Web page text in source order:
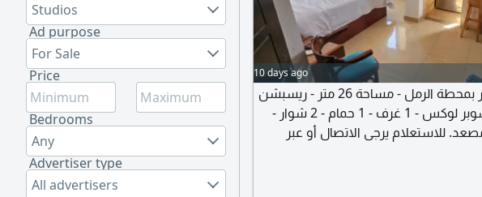
Studios
Ad purpose
For Sale
Price
Bedrooms
Any
Advertiser type
All advertisers
10 days ago
شقة استوديو مميزة للإيجار بمحطة الرمل - مساحة 26 متر - ريسبشن
قطعة واحدة - تشطيب الترا سوبر لوكس - 1 غرف - 1 حمام - 2 شوار -